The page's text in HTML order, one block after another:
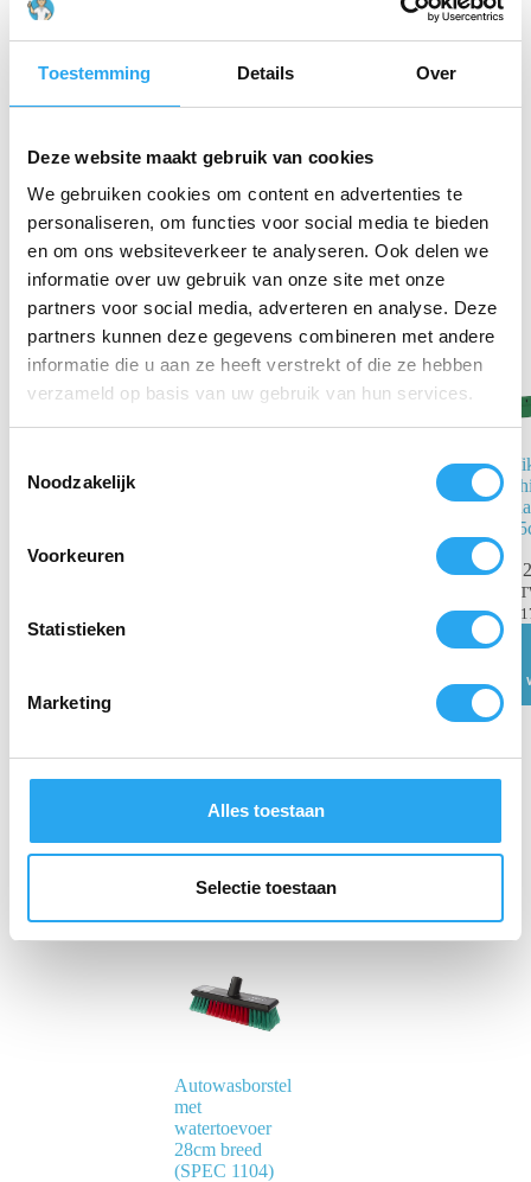
Toestemming Details Over
Deze website maakt gebruik van cookies
We gebruiken cookies om content en advertenties te
personaliseren, om functies voor social media te bieden
en om ons websiteverkeer te analyseren. Ook delen we
informatie over uw gebruik van onze site met onze
partners voor social media, adverteren en analyse. Deze
partners kunnen deze gegevens combineren met andere
informatie die u aan ze heeft verstrekt of die ze hebben
verzameld op basis van uw gebruik van hun services.
t
Noodzakelijk
Voorkeuren
Statistieken
Marketing
Alles toestaan
Selectie toestaan
Technische specificaties (Bulletpoints)Brede, harde
met stevige PVC-haren. Ontworpen voor maximale
effectiviteit bij hardnekkig droog, nat en olieachtig vuil
Gerelateerde producten
Autowasborstel
met
watertoevoer
28cm breed
(SPEC 1104)